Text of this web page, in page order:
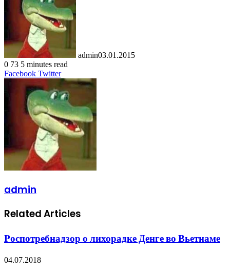
admin03.01.2015
0 73 5 minutes read
Facebook TwitterLinkedIn
Tumblr
Pinterest
Reddit
VKontakte
Share
via
Email
Print
admin
Related Articles
Роспотребнадзор о лихорадке Денге во Вьетнаме
04.07.2018